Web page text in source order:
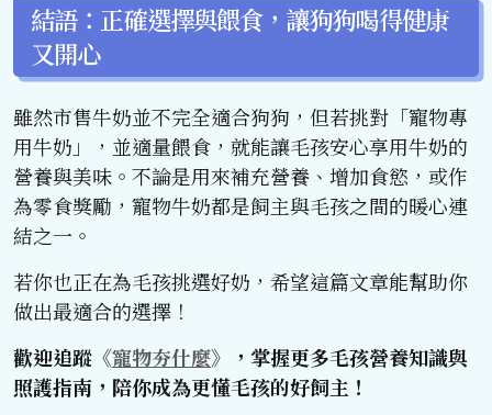
結語：正確選擇與餵食，讓狗狗喝得健康
又開心
雖然市售牛奶並不完全適合狗狗，但若挑對「寵物專
用牛奶」，並適量餵食，就能讓毛孩安心享用牛奶的
營養與美味。不論是用來補充營養、增加食慾，或作
為零食獎勵，寵物牛奶都是飼主與毛孩之間的暖心連
結之一。
若你也正在為毛孩挑選好奶，希望這篇文章能幫助你
做出最適合的選擇！
歡迎追蹤《寵物夯什麼》，掌握更多毛孩營養知識與
照護指南，陪你成為更懂毛孩的好飼主！